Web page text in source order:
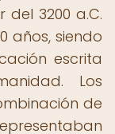
del 3200 a.C.
años, siendo
escrita
Los
de